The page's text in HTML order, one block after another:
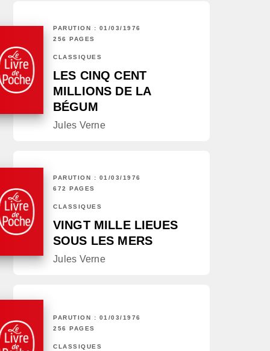
PARUTION : 01/03/1976
256 PAGES
CLASSIQUES
LES CINQ CENT
MILLIONS DE LA
BÉGUM
Jules Verne
PARUTION : 01/03/1976
672 PAGES
CLASSIQUES
VINGT MILLE LIEUES
SOUS LES MERS
Jules Verne
PARUTION : 01/03/1976
256 PAGES
CLASSIQUES